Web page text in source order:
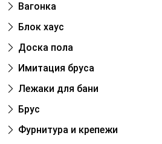
Вагонка
Блок хаус
Доска пола
Имитация бруса
Лежаки для бани
Брус
Фурнитура и крепежи